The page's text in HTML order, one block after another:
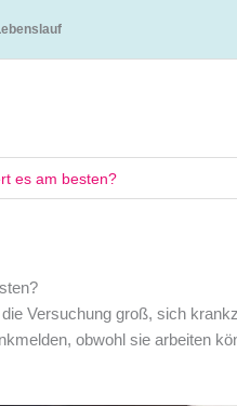
es am besten?
Versuchung groß, sich
obwohl sie arbeiten